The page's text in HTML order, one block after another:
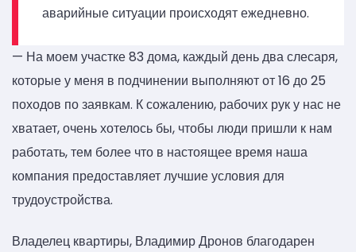
аварийные ситуации происходят ежедневно.
— На моем участке 83 дома, каждый день два слесаря,
которые у меня в подчинении выполняют от 16 до 25
походов по заявкам. К сожалению, рабочих рук у нас не
хватает, очень хотелось бы, чтобы люди пришли к нам
работать, тем более что в настоящее время наша
компания предоставляет лучшие условия для
трудоустройства.
Владелец квартиры, Владимир Дронов благодарен